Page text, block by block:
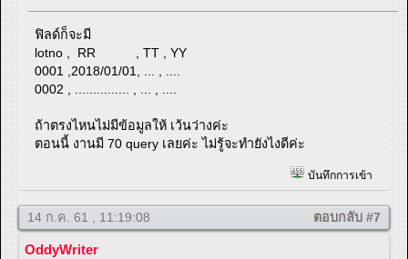
ฟิลด์ก็จะมี
lotno , RR , TT , YY
0001 ,2018/01/01, ... , ....
0002 , ............... , ... , ....
ถ้าตรงไหนไม่มีข้อมูลให้ เว้นว่างค่ะ
ตอนนี้ งานมี 70 query เลยค่ะ ไม่รู้จะทำยังไงดีค่ะ
บันทึกการเข้า
14 ก.ค. 61 , 11:19:08 ตอบกลับ #7
OddyWriter